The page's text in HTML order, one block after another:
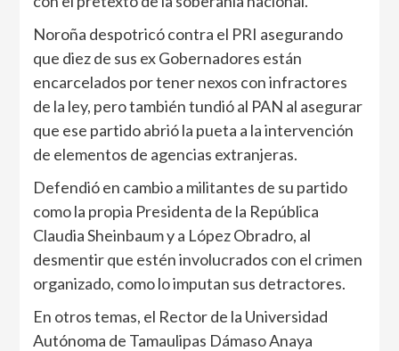
Noroña despotricó contra el PRI asegurando
que diez de sus ex Gobernadores están
encarcelados por tener nexos con infractores
de la ley, pero también tundió al PAN al asegurar
que ese partido abrió la pueta a la intervención
de elementos de agencias extranjeras.
Defendió en cambio a militantes de su partido
como la propia Presidenta de la República
Claudia Sheinbaum y a López Obradro, al
desmentir que estén involucrados con el crimen
organizado, como lo imputan sus detractores.
En otros temas, el Rector de la Universidad
Autónoma de Tamaulipas Dámaso Anaya